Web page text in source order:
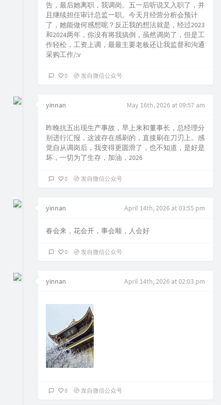
告，最后她离职，我调岗。五一后听说又入职了，并
且继续担任审计总监一职。今天月经营分析会预计
了，她能做何感想呢？反正我的想法就是，经过2023
和2024两年，你没有将我搞倒，虽然调岗了，但是工
作轻松，工资上调，最最主要老板还让我监督和沟通
采购工作/:v
0 发自微信公众号
yinnan May 16th, 2026 at 09:57 am
昨晚抗五出现生产事故，早上来和董事长，总经理分
别进行汇报，这波存在感刷的，直接刷在刀刃上。感
觉自从调岗后，我变得更圆滑了，也不知道，是好是
坏，一切为了生存，加油，2026
0 发自微信公众号
yinnan April 14th, 2026 at 03:55 pm
春会来，花会开，事会顺，人会好
0 发自微信公众号
yinnan April 14th, 2026 at 02:03 pm
0 发自微信公众号